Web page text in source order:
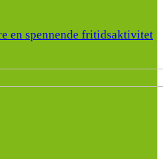
en spennende fritidsaktivitet